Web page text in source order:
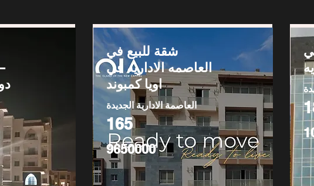
شقة للبيع في
العاصمه الاداريه في
اويا كمبوند
العاصمة الادارية الجديدة
165
9650000